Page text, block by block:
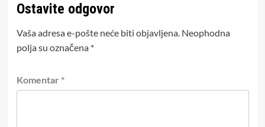
Ostavite odgovor
Vaša adresa e-pošte neće biti objavljena. Neophodna
polja su označena *
Komentar *